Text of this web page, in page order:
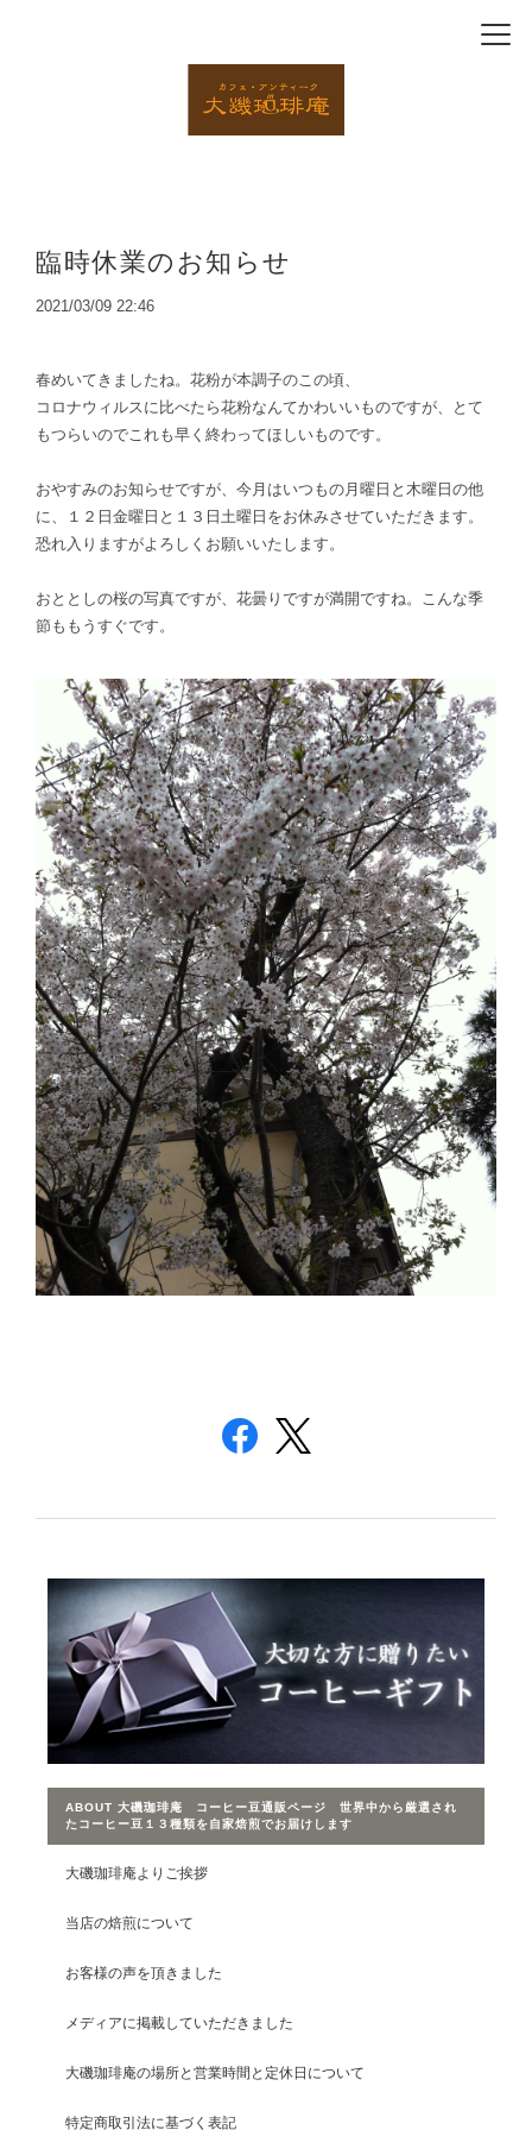
臨時休業のお知らせ
2021/03/09 22:46
春めいてきましたね。花粉が本調子のこの頃、
コロナウィルスに比べたら花粉なんてかわいいものですが、とて
もつらいのでこれも早く終わってほしいものです。
おやすみのお知らせですが、今月はいつもの月曜日と木曜日の他
に、１２日金曜日と１３日土曜日をお休みさせていただきます。
恐れ入りますがよろしくお願いいたします。
おととしの桜の写真ですが、花曇りですが満開ですね。こんな季
節ももうすぐです。
ABOUT 大磯珈琲庵 コーヒー豆通販ページ 世界中から厳選され
たコーヒー豆１３種類を自家焙煎でお届けします
大磯珈琲庵よりご挨拶
当店の焙煎について
お客様の声を頂きました
メディアに掲載していただきました
大磯珈琲庵の場所と営業時間と定休日について
特定商取引法に基づく表記